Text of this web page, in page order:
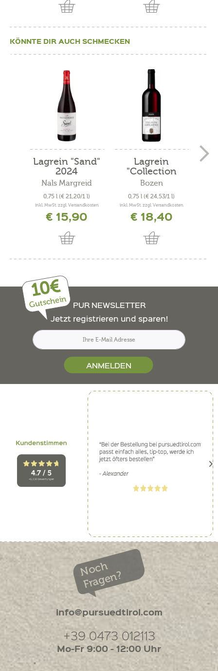
KÖNNTE DIR AUCH SCHMECKEN
Lagrein "Sand"
2024
Nals Margreid
0,75 l (€ 21,20/1 l)
inkl. MwSt. zzgl. Versandkosten
€ 15,90
Lagrein
"Collection
Baron...
Bozen
0,75 l (€ 24,53/1 l)
inkl. MwSt. zzgl. Versandkosten
€ 18,40
10€
Gutschein
PUR NEWSLETTER
Jetzt registrieren und sparen!
ANMELDEN
Noch
Fragen?
info@pursuedtirol.com
+39 0473 012113
Mo-Fr 9:00 - 12:00 Uhr